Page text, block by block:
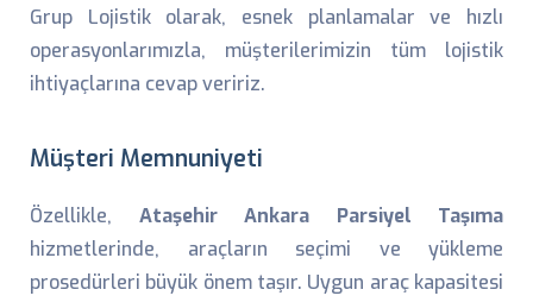
Grup Lojistik olarak, esnek planlamalar ve hızlı
operasyonlarımızla, müşterilerimizin tüm lojistik
ihtiyaçlarına cevap veririz.
Müşteri Memnuniyeti
Özellikle, Ataşehir Ankara Parsiyel Taşıma
hizmetlerinde, araçların seçimi ve yükleme
prosedürleri büyük önem taşır. Uygun araç kapasitesi